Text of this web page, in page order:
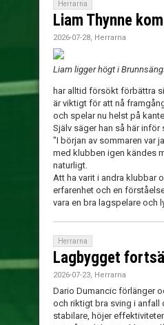
Herrarna
Liam Thynne
2026-07-28, Herrarna
Liam ligger högt i
har alltid försökt förbättra
är viktigt för att nå
och spelar nu helst på
Själv säger han så här inför
"I början av sommaren var
med klubben igen kändes
naturligt.
Att ha varit i andra klubbar
erfarenhet och en
vara en bra lagspelare och
Herrarna
Lagbygget
2026-07-23, Herrarna
Dario Dumancic förlänger
och riktigt bra sving i anfall
stabilare, höjer